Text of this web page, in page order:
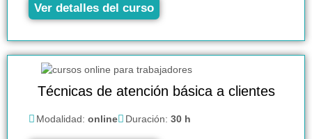
Ver detalles del curso
Técnicas de atención básica a clientes
Modalidad: online Duración: 30 h